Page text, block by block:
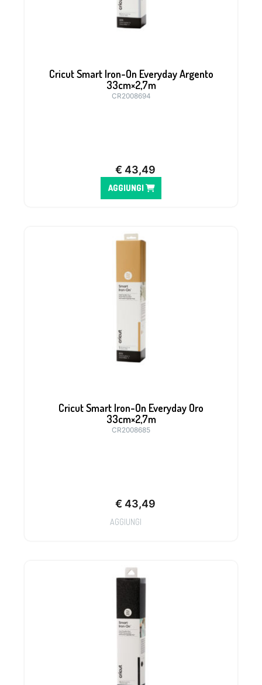
Cricut Smart Iron-On Everyday Argento
33cm×2,7m
CR2008694
€ 43,49
AGGIUNGI
Cricut Smart Iron-On Everyday Oro
33cm×2,7m
CR2008685
€ 43,49
AGGIUNGI